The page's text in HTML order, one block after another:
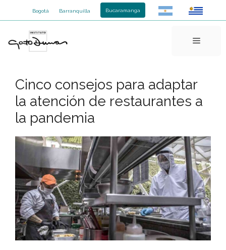
Bogotá Barranquilla Bucaramanga
Menú
Cinco consejos para adaptar
la atención de restaurantes a
la pandemia